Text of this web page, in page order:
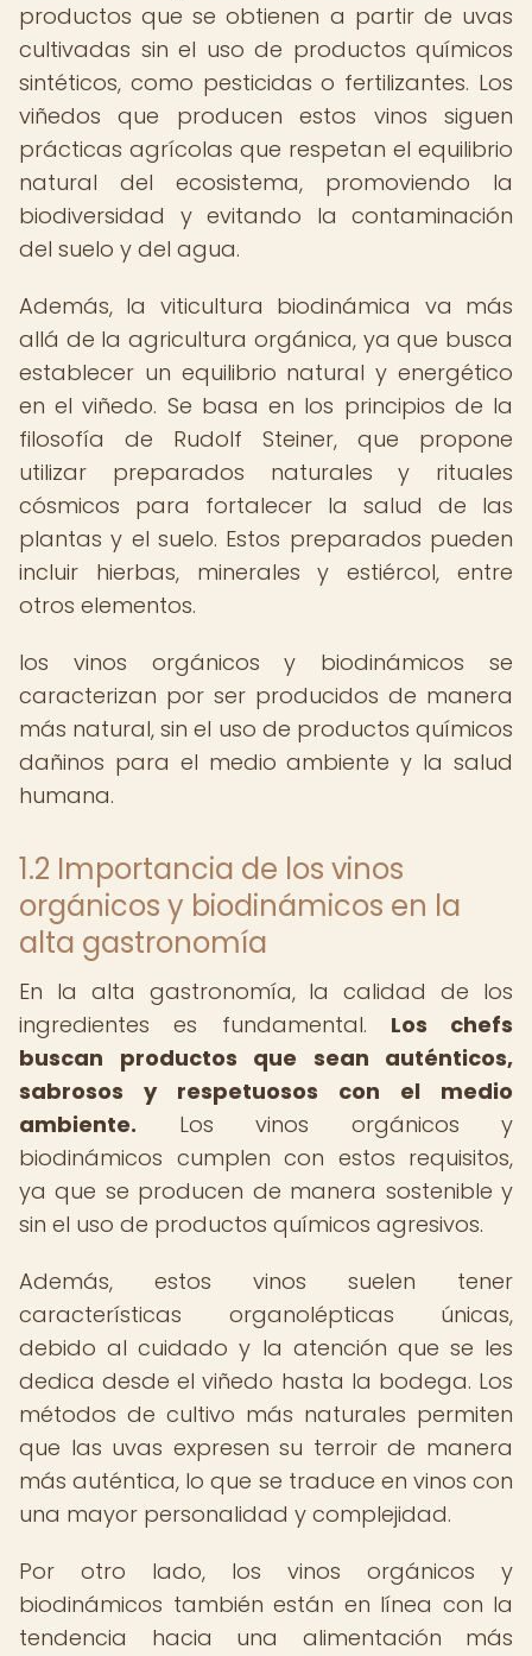
productos que se obtienen a partir de uvas
cultivadas sin el uso de productos químicos
sintéticos, como pesticidas o fertilizantes. Los
viñedos que producen estos vinos siguen
prácticas agrícolas que respetan el equilibrio
natural del ecosistema, promoviendo la
biodiversidad y evitando la contaminación
del suelo y del agua.
Además, la viticultura biodinámica va más
allá de la agricultura orgánica, ya que busca
establecer un equilibrio natural y energético
en el viñedo. Se basa en los principios de la
filosofía de Rudolf Steiner, que propone
utilizar preparados naturales y rituales
cósmicos para fortalecer la salud de las
plantas y el suelo. Estos preparados pueden
incluir hierbas, minerales y estiércol, entre
otros elementos.
los vinos orgánicos y biodinámicos se
caracterizan por ser producidos de manera
más natural, sin el uso de productos químicos
dañinos para el medio ambiente y la salud
humana.
1.2 Importancia de los vinos
orgánicos y biodinámicos en la
alta gastronomía
En la alta gastronomía, la calidad de los
ingredientes es fundamental. Los chefs
buscan productos que sean auténticos,
sabrosos y respetuosos con el medio
ambiente. Los vinos orgánicos y
biodinámicos cumplen con estos requisitos,
ya que se producen de manera sostenible y
sin el uso de productos químicos agresivos.
Además, estos vinos suelen tener
características organolépticas únicas,
debido al cuidado y la atención que se les
dedica desde el viñedo hasta la bodega. Los
métodos de cultivo más naturales permiten
que las uvas expresen su terroir de manera
más auténtica, lo que se traduce en vinos con
una mayor personalidad y complejidad.
Por otro lado, los vinos orgánicos y
biodinámicos también están en línea con la
tendencia hacia una alimentación más